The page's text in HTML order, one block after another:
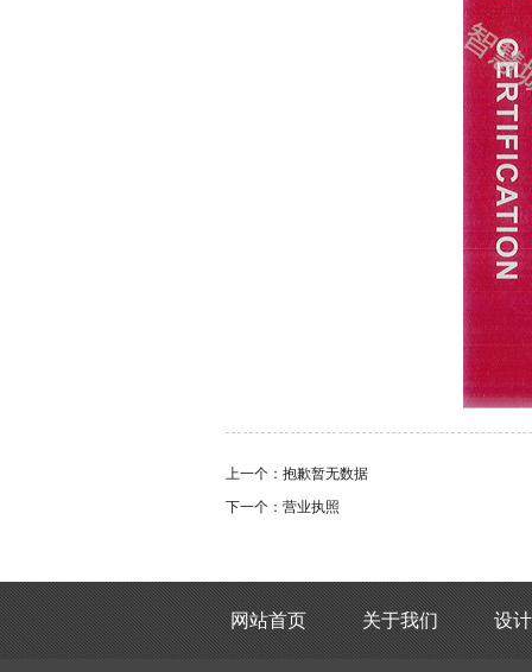
上一个： 抱歉暂无数据
下一个： 营业执照
网站首页 关于我们 设